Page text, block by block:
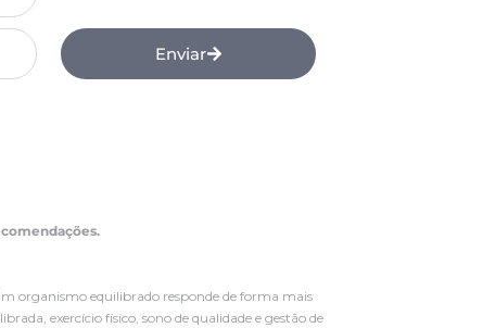
Enviar
organismo equilibrado responde de forma mais
exercício físico, sono de qualidade e gestão de